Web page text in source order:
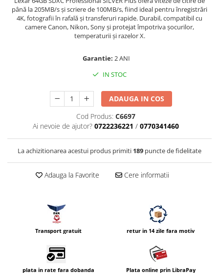
Vizor
Accesorii diverse
până la 205MB/s și scriere de 100MB/s, fiind ideal pentru înregistrări
4K, fotografii în rafală și transferuri rapide. Durabil, compatibil cu
camere Canon, Nikon, Sony și protejat împotriva șocurilor,
temperaturii și razelor X.
Garantie: 2 ANI
IN STOC
ADAUGA IN COS
Cod Produs: C6697
Ai nevoie de ajutor? 0722236221 / 0770341460
La achizitionarea acestui produs primiti 189 puncte de fidelitate
Adauga la Favorite Cere informatii
Transport gratuit retur in 14 zile fara motiv
plata in rate fara dobanda Plata online prin LibraPay